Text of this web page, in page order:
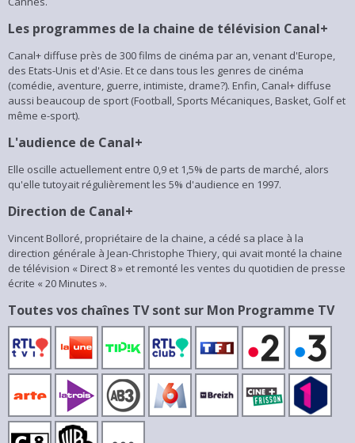
Les programmes de la chaine de télévision Canal+
Canal+ diffuse près de 300 films de cinéma par an, venant d'Europe,
des Etats-Unis et d'Asie. Et ce dans tous les genres de cinéma
(comédie, aventure, guerre, intimiste, drame?). Enfin, Canal+ diffuse
aussi beaucoup de sport (Football, Sports Mécaniques, Basket, Golf et
même e-sport).
L'audience de Canal+
Elle oscille actuellement entre 0,9 et 1,5% de parts de marché, alors
qu'elle tutoyait régulièrement les 5% d'audience en 1997.
Direction de Canal+
Vincent Bolloré, propriétaire de la chaine, a cédé sa place à la
direction générale à Jean-Christophe Thiery, qui avait monté la chaine
de télévision « Direct 8 » et remonté les ventes du quotidien de presse
écrite « 20 Minutes ».
Toutes vos chaînes TV sont sur Mon Programme TV